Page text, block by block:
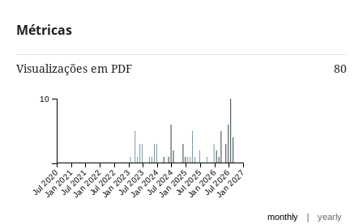
Métricas
Visualizações em PDF 80
Jul 2020
Jan 2021Jul 2021
Jan 2022Jul 2022
Jan 2023Jul 2023
Jan 2024Jul 2024
Jan 2025Jul 2025
Jan 2026Jul 2026
Jan 2027
10
monthly | yearly